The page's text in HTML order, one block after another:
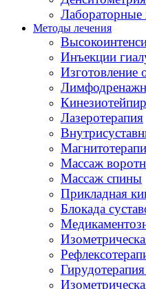
Лабораторные
Методы лечения
Инъекции
Изготовление
Лазеротерапия
Массаж
Массаж спины
Прикладная
Блокада